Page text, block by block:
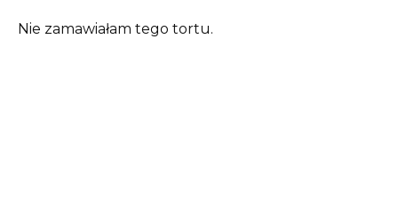
Nie zamawiałam tego tortu.